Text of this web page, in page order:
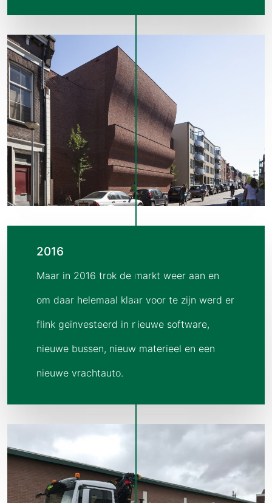
2016
Maar in 2016 trok de markt weer aan en
om daar helemaal klaar voor te zijn werd er
flink geïnvesteerd in nieuwe software,
nieuwe bussen, nieuw materieel en een
nieuwe vrachtauto.